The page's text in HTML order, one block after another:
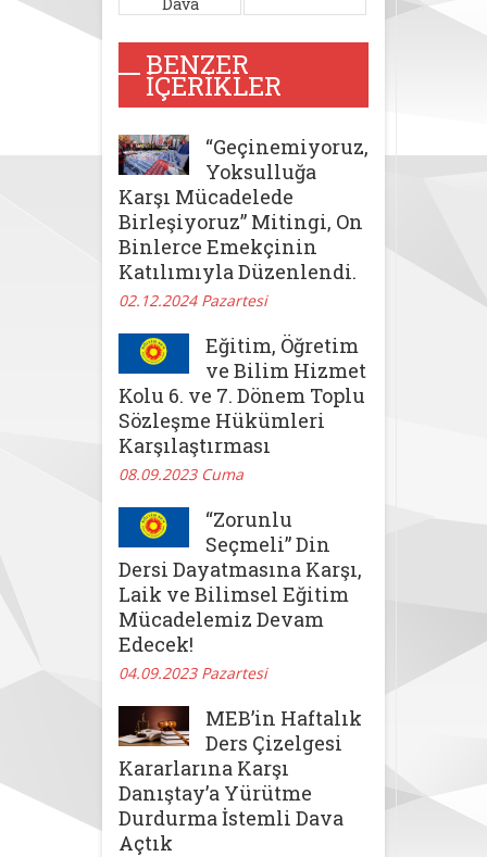
BENZER
İÇERIKLER
“Geçinemiyoruz,
Yoksulluğa
Karşı Mücadelede
Birleşiyoruz” Mitingi, On
Binlerce Emekçinin
Katılımıyla Düzenlendi.
02.12.2024 Pazartesi
Eğitim, Öğretim
ve Bilim Hizmet
Kolu 6. ve 7. Dönem Toplu
Sözleşme Hükümleri
Karşılaştırması
08.09.2023 Cuma
“Zorunlu
Seçmeli” Din
Dersi Dayatmasına Karşı,
Laik ve Bilimsel Eğitim
Mücadelemiz Devam
Edecek!
04.09.2023 Pazartesi
MEB’in Haftalık
Ders Çizelgesi
Kararlarına Karşı
Danıştay’a Yürütme
Durdurma İstemli Dava
Açtık